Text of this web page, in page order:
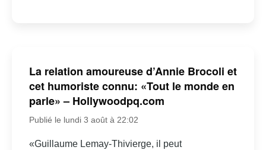
La relation amoureuse d’Annie Brocoli et
cet humoriste connu: «Tout le monde en
parle» – Hollywoodpq.com
Publié le lundi 3 août à 22:02
«Guillaume Lemay-Thivierge, il peut